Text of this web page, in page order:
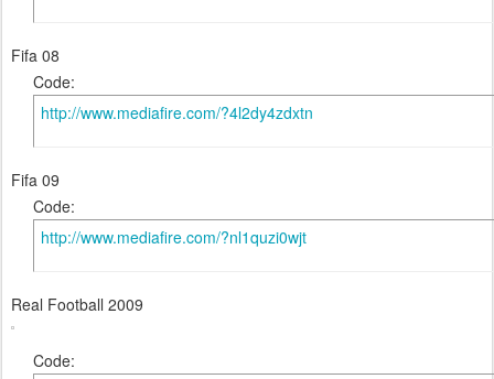
Fifa 08
Code:
http://www.mediafire.com/?4l2dy4zdxtn
Fifa 09
Code:
http://www.mediafire.com/?nl1quzi0wjt
Real Football 2009
Code: